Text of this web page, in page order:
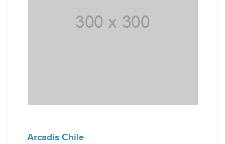
Arcadis Chile